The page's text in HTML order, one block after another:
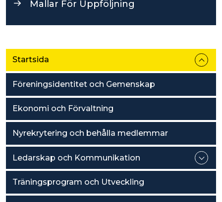
Startsida
Föreningsidentitet och Gemenskap
Ekonomi och Förvaltning
Nyrekrytering och behålla medlemmar
Ledarskap och Kommunikation
Träningsprogram och Utveckling
Mallar För Uppföljning